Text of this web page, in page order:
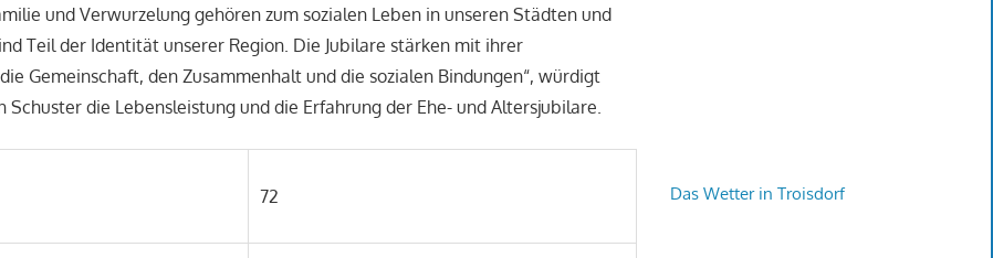
und Verwurzelung gehören zum sozialen Leben in unseren Städten und
Teil der Identität unserer Region. Die Jubilare stärken mit ihrer
Gemeinschaft, den Zusammenhalt und die sozialen Bindungen“, würdigt
Schuster die Lebensleistung und die Erfahrung der Ehe- und Altersjubilare.
72 Das Wetter in Troisdorf